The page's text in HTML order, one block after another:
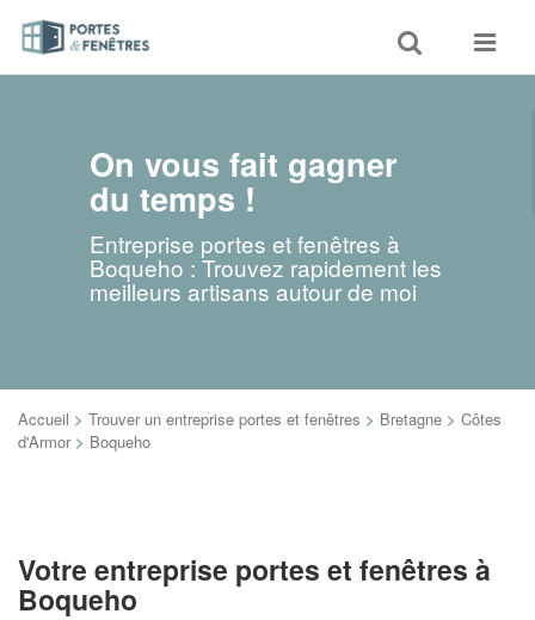
Toggle
search
Toggle
On vous fait gagner
du temps !
Entreprise portes et fenêtres à
Boqueho : Trouvez rapidement les
meilleurs artisans autour de moi
Accueil > Trouver un entreprise portes et fenêtres > Bretagne > Côtes
d'Armor > Boqueho
Votre entreprise portes et fenêtres à
Boqueho